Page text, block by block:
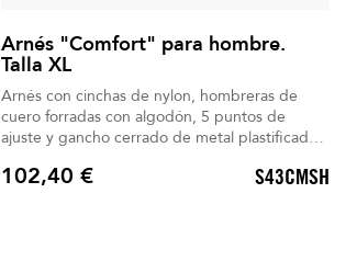
Arnés "Comfort" para hombre.
Talla XL
Arnés con cinchas de nylon, hombreras de
cuero forradas con algodón, 5 puntos de
ajuste y gancho cerrado de metal plastificado,
Precio
102,40 € S43CMSH